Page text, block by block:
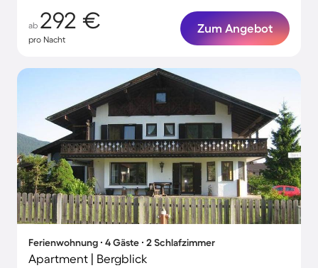
ab 292 €
pro Nacht
Zum Angebot
Ferienwohnung ∙ 4 Gäste ∙ 2 Schlafzimmer
Apartment | Bergblick